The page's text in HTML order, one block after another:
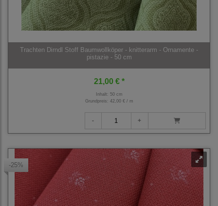
Trachten Dirndl Stoff Baumwollköper - knitterarm - Ornamente -
pistazie - 50 cm
21,00 € *
Inhalt: 50 cm
Grundpreis: 42,00 € / m
-25%